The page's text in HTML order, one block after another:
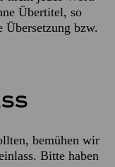
Übertitel, so
Übersetzung bzw.
bemühen wir
Bitte haben